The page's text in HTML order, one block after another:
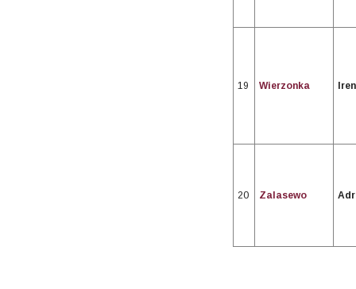
19 Wierzonka
20 Zalasewo